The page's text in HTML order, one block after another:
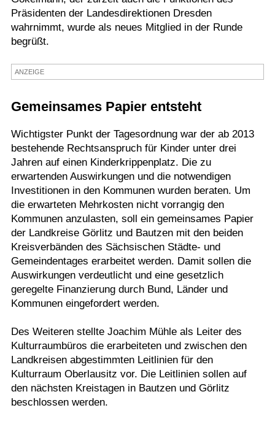
Kultur
Sport
Termine
Präsidenten der Landesdirektionen Dresden
wahrnimmt, wurde als neues Mitglied in der Runde
begrüßt.
ANZEIGE
Gemeinsames Papier entsteht
Wichtigster Punkt der Tagesordnung war der ab 2013
bestehende Rechtsanspruch für Kinder unter drei
Jahren auf einen Kinderkrippenplatz. Die zu
erwartenden Auswirkungen und die notwendigen
Investitionen in den Kommunen wurden beraten. Um
die erwarteten Mehrkosten nicht vorrangig den
Kommunen anzulasten, soll ein gemeinsames Papier
der Landkreise Görlitz und Bautzen mit den beiden
Kreisverbänden des Sächsischen Städte- und
Gemeindentages erarbeitet werden. Damit sollen die
Auswirkungen verdeutlicht und eine gesetzlich
geregelte Finanzierung durch Bund, Länder und
Kommunen eingefordert werden.
Des Weiteren stellte Joachim Mühle als Leiter des
Kulturraumbüros die erarbeiteten und zwischen den
Landkreisen abgestimmten Leitlinien für den
Kulturraum Oberlausitz vor. Die Leitlinien sollen auf
den nächsten Kreistagen in Bautzen und Görlitz
beschlossen werden.